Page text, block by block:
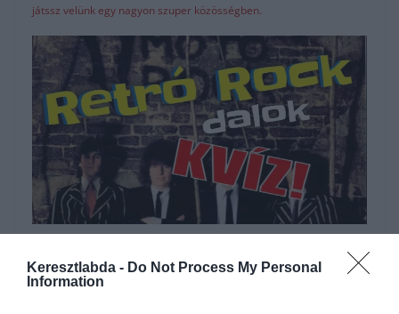
Keresztlabda - Do Not Process My Personal
Information
játssz velünk egy nagyon szuper közösségben.